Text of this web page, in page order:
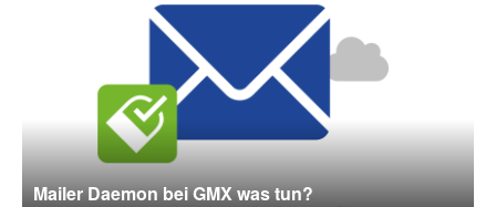
Mailer Daemon bei GMX was tun?